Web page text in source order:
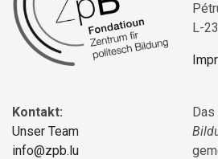
L-
Kontakt:
Unser Team
info@zpb.lu
Das